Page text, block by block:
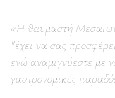
«Η θαυμαστή
“έχει να σας
ενώ αναμιγνύεστε με
γαστρονομικές